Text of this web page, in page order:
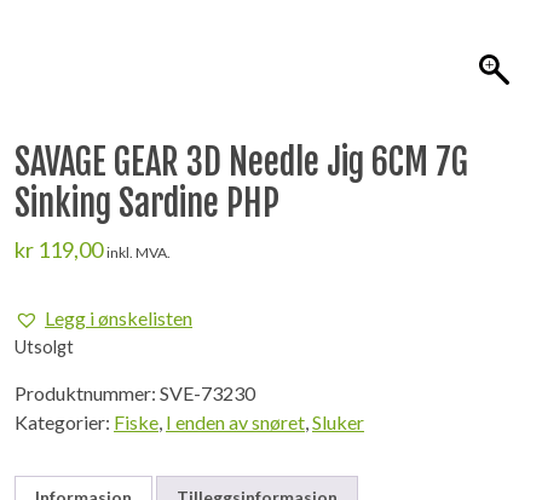
SAVAGE GEAR 3D Needle Jig 6CM 7G
Sinking Sardine PHP
kr 119,00 inkl. MVA.
Legg i ønskelisten
Utsolgt
Produktnummer: SVE-73230
Kategorier: Fiske, I enden av snøret,Sluker